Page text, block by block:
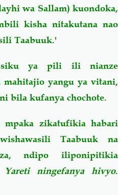
wa Sallam) kuondoka,
kisha nitakutana nao
Taabuuk.'
siku ya pili ili nianze
yangu ya vitani,
bila kufanya chochote.
zikatufikia habari
Taabuuk na
ndipo iliponipitikia
Yareti ningefanya hivyo.